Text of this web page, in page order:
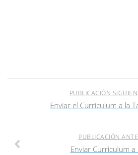
PUBLICACIÓN
Enviar el Currículum a la
PUBLICACIÓN
Enviar Curriculum a